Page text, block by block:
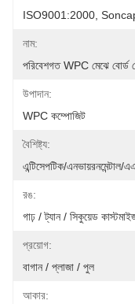
ISO9001:2000,
নাম:
পরিবেশগত WPC মেঝে
উপাদান:
WPC কম্পোজিট
বৈশিষ্ট্য:
এন্টিসেপটিক/এনভায়রনমেন্টাল/
রঙ:
গাঢ় / ট্যান / সিকুয়েড
প্রয়োগ:
বাগান / প্লাজা / পুল
আকার: